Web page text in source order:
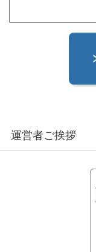
運営者ご挨拶